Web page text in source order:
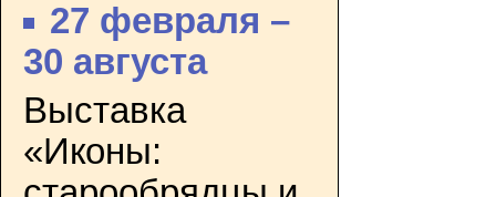
27 февраля –
30 августа
Выставка
«Иконы: